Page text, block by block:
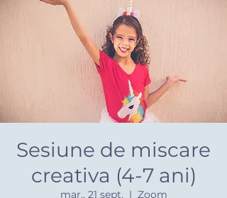
Sesiune de miscare
creativa (4-7 ani)
mar., 21 sept.
  |
Zoom